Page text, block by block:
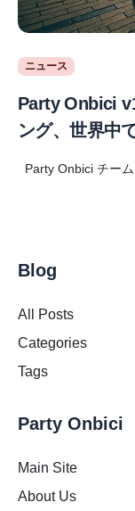
ニュース
Party Onbici
ング、世界中
Party Onbici チーム
Blog
All Posts
Categories
Tags
Party Onbici
Main Site
About Us